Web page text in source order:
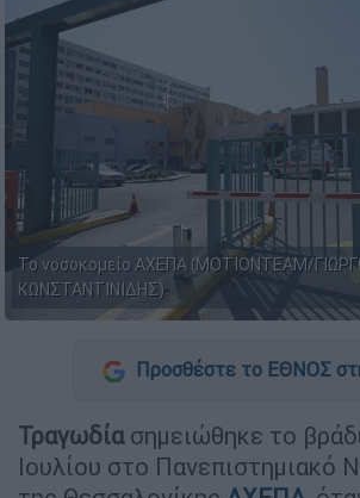
Το νοσοκομείο ΑΧΕΠΑ (ΜΟΤΙΟΝΤΕΑΜ/
ΚΩΝΣΤΑΝΤΙΝΙΔΗΣ)
Προσθέστε το ΕΘΝΟΣ
Τραγωδίασημειώθηκε το
Ιουλίου στο Πανεπιστημιακό